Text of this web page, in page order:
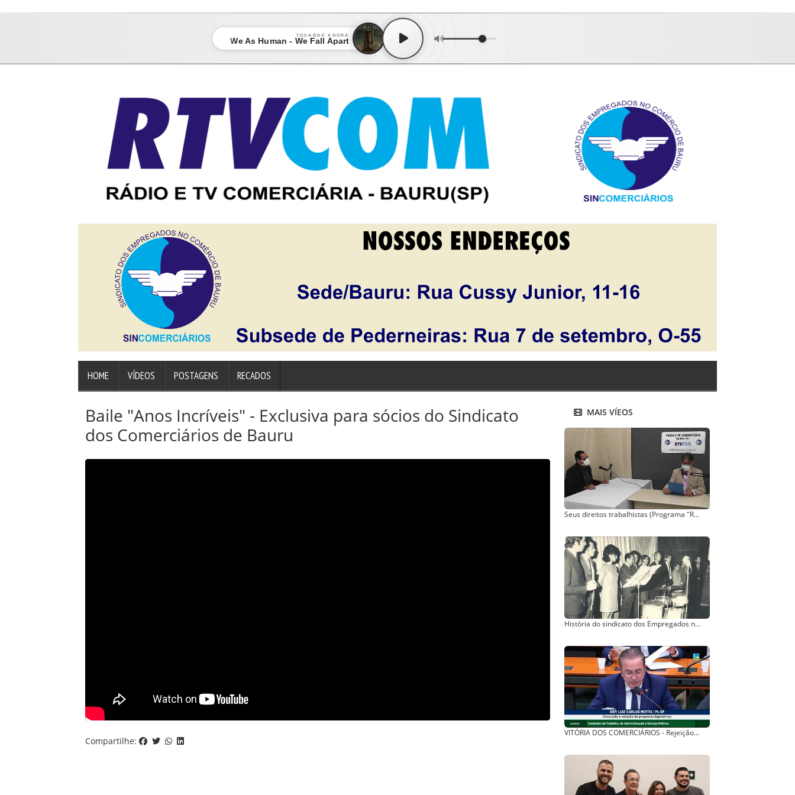
TOCANDO AGORA
We As Human - We Fall Apart
HOME VÍDEOS POSTAGENS RECADOS
Baile "Anos Incríveis" - Exclusiva para sócios do Sindicato
dos Comerciários de Bauru
Compartilhe:
MAIS VÍEOS
Seus direitos trabalhistas (Programa "Ribas responde" - nº 02)
História do sindicato dos Empregados no Comércio de Bauru (SP)
VITÓRIA DOS COMERCIÁRIOS - Rejeição do Projeto de Lei 6603/19